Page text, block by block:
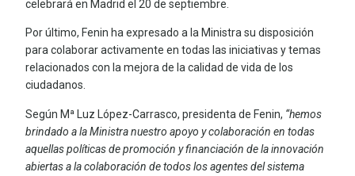
celebrará en Madrid el 20 de septiembre.
Por último, Fenin ha expresado a la Ministra su disposición
para colaborar activamente en todas las iniciativas y temas
relacionados con la mejora de la calidad de vida de los
ciudadanos.
Según Mª Luz López-Carrasco, presidenta de Fenin, “hemos
brindado a la Ministra nuestro apoyo y colaboración en todas
aquellas políticas de promoción y financiación de la innovación
abiertas a la colaboración de todos los agentes del sistema